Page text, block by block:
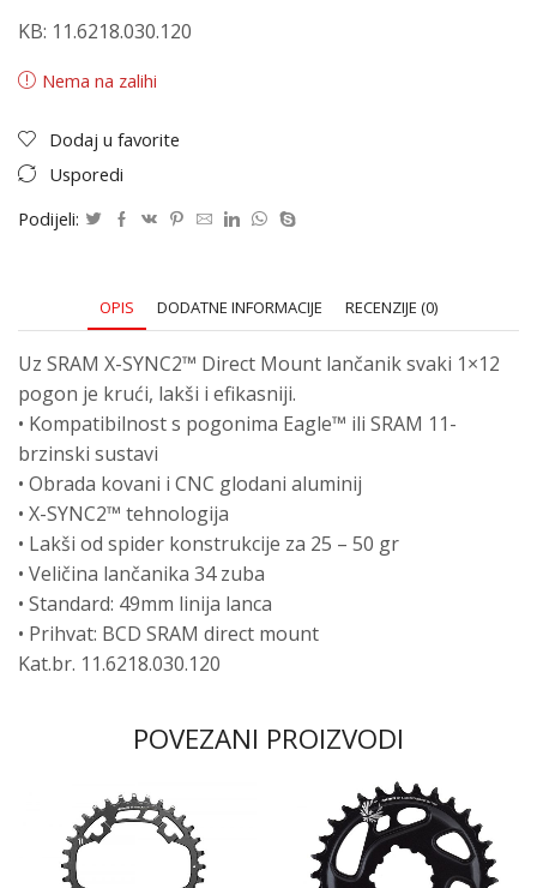
KB: 11.6218.030.120
Nema na zalihi
Dodaj u favorite
Usporedi
Podijeli:
OPIS DODATNE INFORMACIJE RECENZIJE (0)
Uz SRAM X-SYNC2™ Direct Mount lančanik svaki 1×12
pogon je krući, lakši i efikasniji.
• Kompatibilnost s pogonima Eagle™ ili SRAM 11-
brzinski sustavi
• Obrada kovani i CNC glodani aluminij
• X-SYNC2™ tehnologija
• Lakši od spider konstrukcije za 25 – 50 gr
• Veličina lančanika 34 zuba
• Standard: 49mm linija lanca
• Prihvat: BCD SRAM direct mount
Kat.br. 11.6218.030.120
POVEZANI PROIZVODI